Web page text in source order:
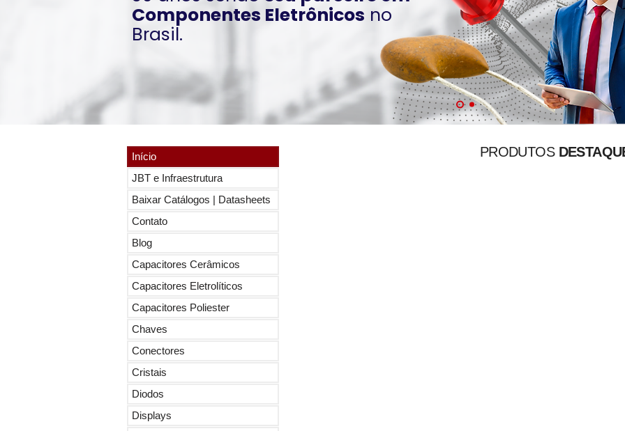
Componentes Eletrônicos no
Brasil.
PRODUTOS
Início
JBT e Infraestrutura
Baixar Catálogos | Datasheets
Contato
Blog
Capacitores Cerâmicos
Capacitores Eletrolíticos
Capacitores Poliester
Chaves
Conectores
Cristais
Diodos
Displays